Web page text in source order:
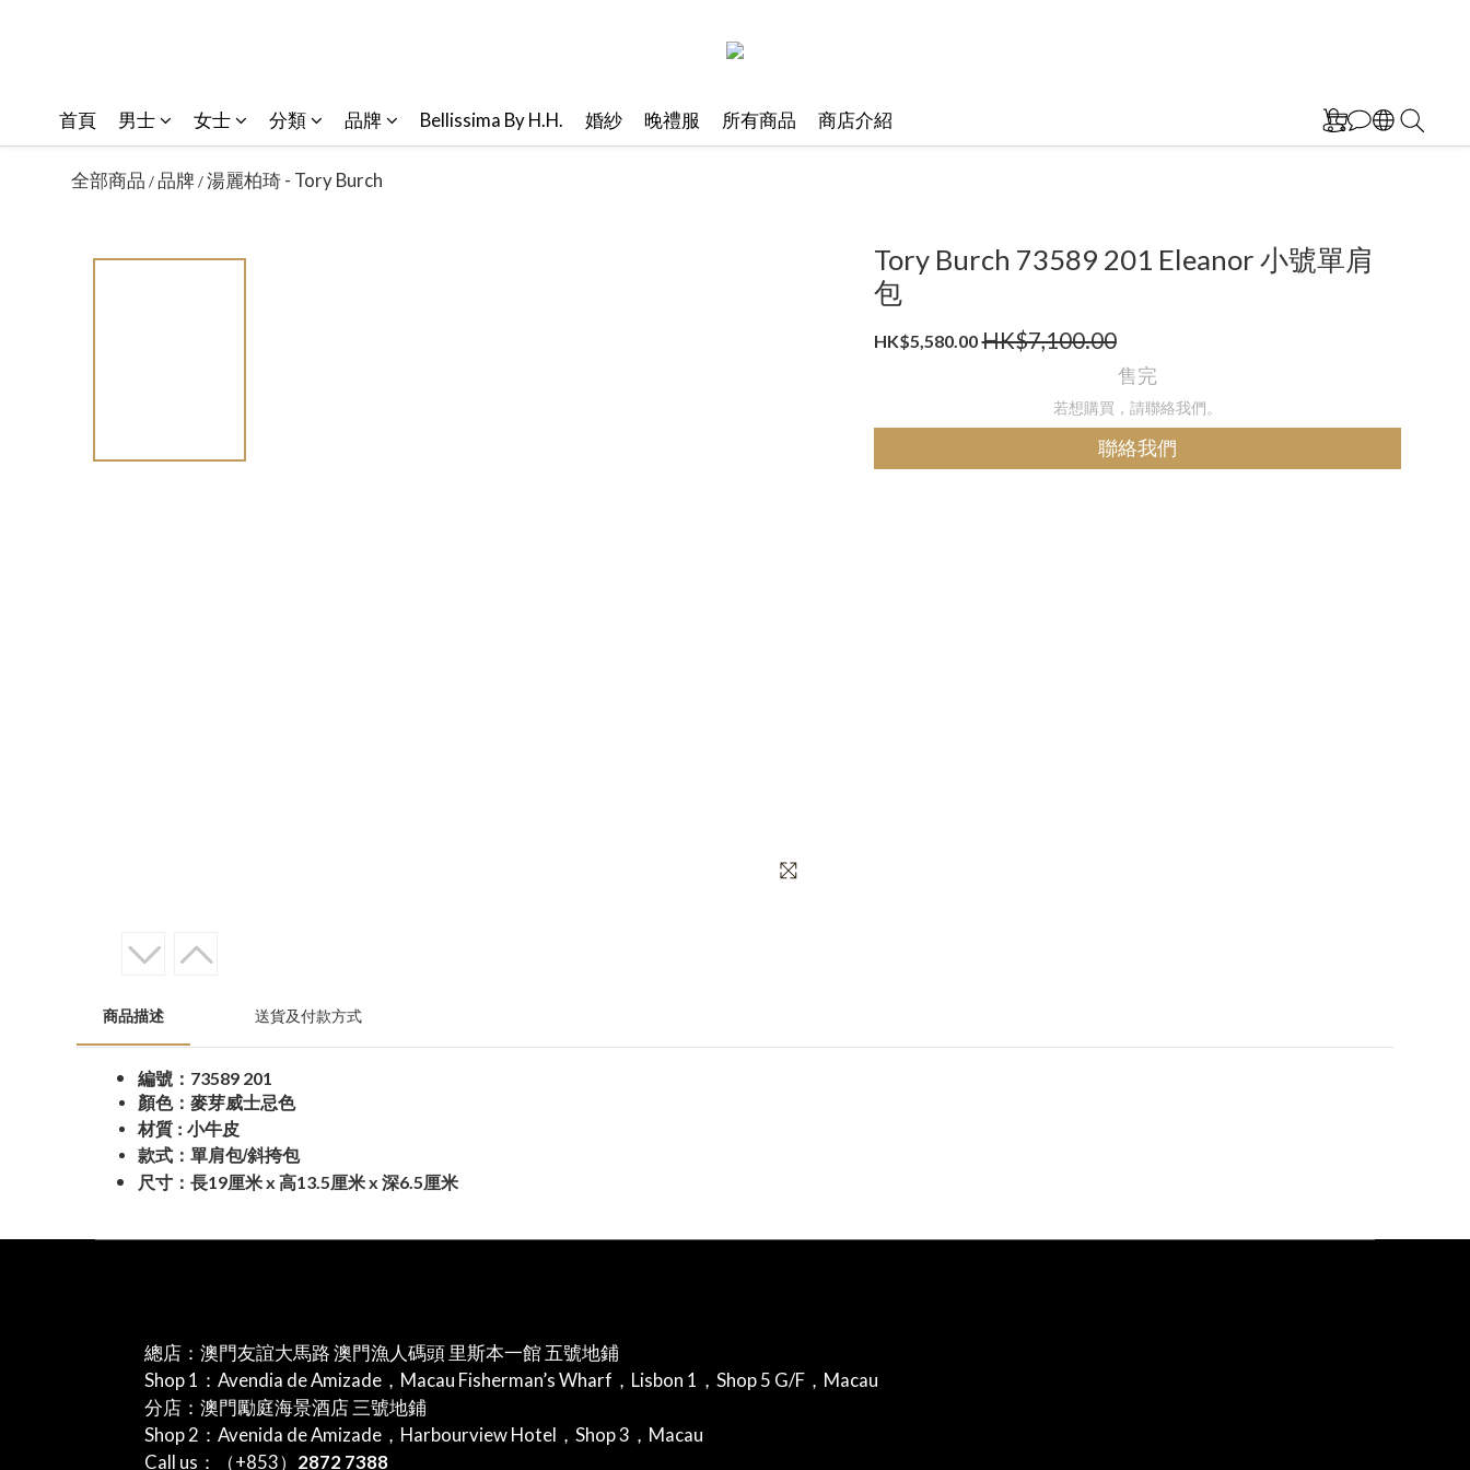
首頁 男士 女士 分類 品牌 Bellissima By H.H. 婚紗 晚禮服 所有商品 商店介紹
全部商品 /品牌/湯麗柏琦 - Tory Burch
Tory Burch 73589 201 Eleanor 小號單肩
包
HK$5,580.00 HK$7,100.00
售完
若想購買，請聯絡我們。
聯絡我們
商品描述 送貨及付款方式
編號： 73589 201
顏色：麥芽威士忌色
材質 : 小牛皮
款式：單肩包/斜挎包
尺寸：長19厘米x 高13.5厘米x 深6.5厘米
總店：澳門友誼大馬路 澳門漁人碼頭 里斯本一館 五號地鋪
Shop 1：Avendia de Amizade，Macau Fisherman’s Wharf，Lisbon 1，Shop 5 G/F，Macau
分店：澳門勵庭海景酒店 三號地鋪
Shop 2：Avenida de Amizade，Harbourview Hotel，Shop 3，Macau
Call us：（+853） 2872 7388